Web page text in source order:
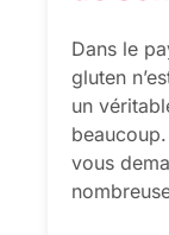
Dans le
gluten
un
vous